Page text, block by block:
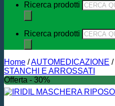
Ricerca prodotti
Ricerca prodotti
Home /AUTOMEDICAZIONE /
STANCHI E ARROSSATI
Offerta - 30%